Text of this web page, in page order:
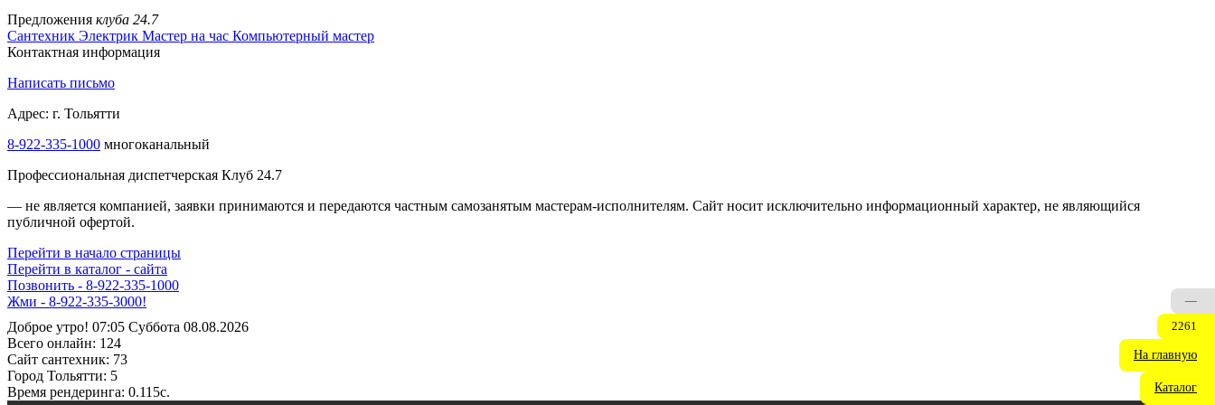
Предложения клуба 24.7
Сантехник Электрик Мастер на час Компьютерный мастер
Контактная информация
Написать письмо
Адрес: г. Тольятти
8-922-335-1000 многоканальный
Профессиональная диспетчерская Клуб 24.7
— не является компанией, заявки принимаются и передаются частным самозанятым мастерам‑исполнителям. Сайт носит исключительно информационный характер, не являющийся
публичной офертой.
Перейти в начало страницы
Перейти в каталог - сайта
Позвонить - 8-922-335-1000
Жми - 8-922-335-3000!
Доброе утро! 07:05 Суббота 08.08.2026
Всего онлайн: 124
Сайт cантехник: 73
Город Тольятти: 5
Время рендеринга: 0.115c.
—
2261
На главную
Каталог